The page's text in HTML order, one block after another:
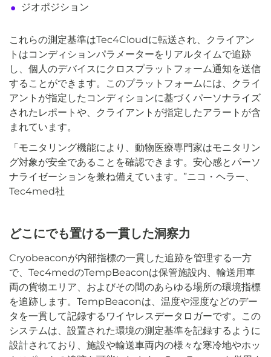
ジオポジション
これらの測定基準はTec4Cloudに転送され、クライアン
トはコンディションパラメーターをリアルタイムで追跡
し、個人のデバイスにクロスプラットフォーム通知を送信
することができます。このプラットフォームには、クライ
アントが指定したコンディションに基づくパーソナライズ
されたレポートや、クライアントが指定したアラートが含
まれています。
「モニタリング機能により、動物医療専門家はモニタリン
グ対象が安全であることを確認できます。安心感とパーソ
ナライゼーションを兼ね備えています。”ニコ・ヘラー、
Tec4med社
どこにでも置ける一貫した洞察力
Cryobeaconが内部指標の一貫した追跡を管理する一方
で、Tec4medのTempBeaconは保管施設内、輸送用車
両の貨物エリア、およびその間のあらゆる場所の環境指標
を追跡します。TempBeaconは、温度や湿度などのデー
タを一貫して記録するワイヤレスデータロガーです。この
システムは、設置された環境の測定基準を記録するように
設計されており、施設や輸送車両内の様々な寒冷地やホッ